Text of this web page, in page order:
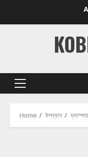
Primary
Home উপন্যাস